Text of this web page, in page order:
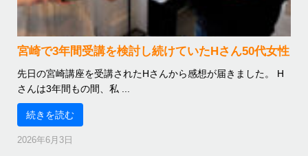
宮崎で3年間受講を検討し続けていたHさん50代女性
先日の宮崎講座を受講されたHさんから感想が届きました。 H
さんは3年間もの間、私 ...
続きを読む
2026年6月3日